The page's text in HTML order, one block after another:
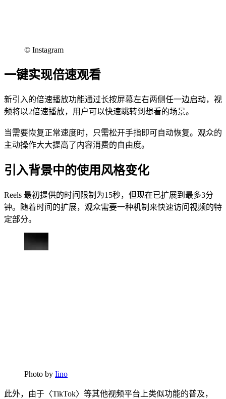
©︎ Instagram
一键实现倍速观看
新引入的倍速播放功能通过长按屏幕左右两侧任一边启动，视
频将以2倍速播放，用户可以快速跳转到想看的场景。
当需要恢复正常速度时，只需松开手指即可自动恢复。观众的
主动操作大大提高了内容消费的自由度。
引入背景中的使用风格变化
Reels 最初提供的时间限制为15秒，但现在已扩展到最多3分
钟。随着时间的扩展，观众需要一种机制来快速访问视频的特
定部分。
Photo by Iino
此外，由于〈TikTok〉等其他视频平台上类似功能的普及，